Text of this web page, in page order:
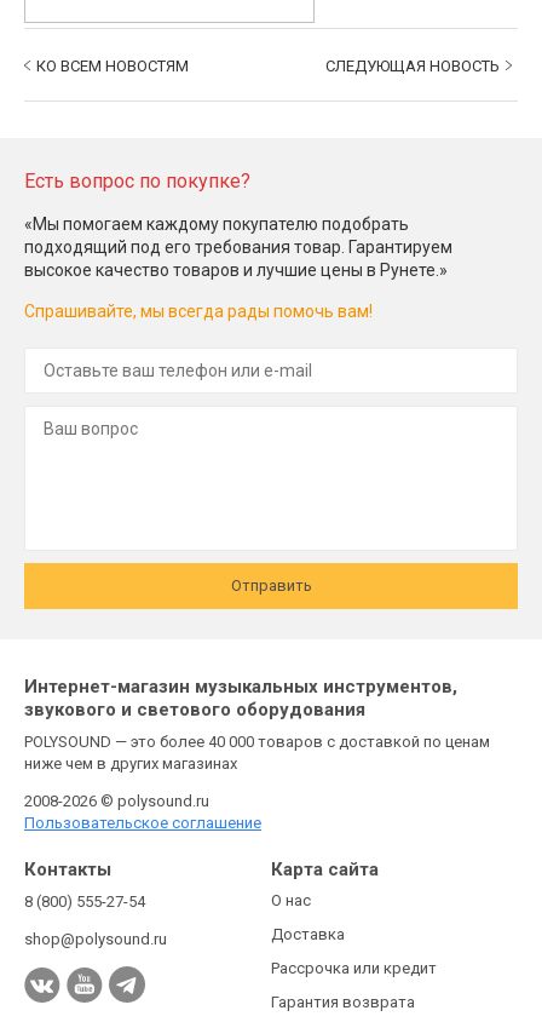
КО ВСЕМ НОВОСТЯМ СЛЕДУЮЩАЯ НОВОСТЬ
Есть вопрос по покупке?
«Мы помогаем каждому покупателю подобрать
подходящий под его требования товар. Гарантируем
высокое качество товаров и лучшие цены в Рунете.»
Спрашивайте, мы всегда рады помочь вам!
Отправить
Интернет-магазин музыкальных инструментов,
звукового и светового оборудования
POLYSOUND — это более 40 000 товаров с доставкой по ценам
ниже чем в других магазинах
2008-2026 © polysound.ru
Пользовательское соглашение
Контакты
8 (800) 555-27-54
shop@polysound.ru
Карта сайта
О нас
Доставка
Рассрочка или кредит
Гарантия возврата